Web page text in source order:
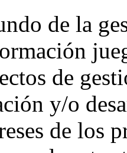
de la
de
y/o
de los